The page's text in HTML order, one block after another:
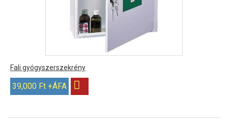
Fali gyógyszerszekrény
39,000 Ft +ÁFA